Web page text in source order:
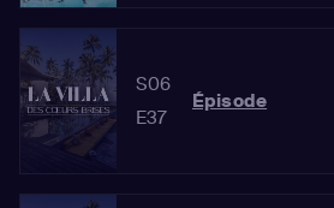
S06
E37
Épisode